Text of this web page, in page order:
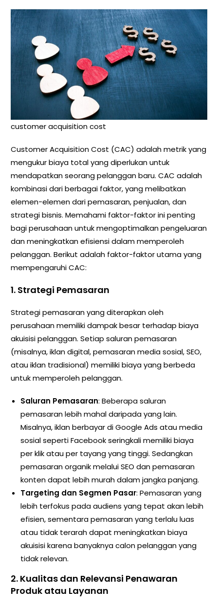
customer acquisition cost
Customer Acquisition Cost (CAC) adalah metrik yang
mengukur biaya total yang diperlukan untuk
mendapatkan seorang pelanggan baru. CAC adalah
kombinasi dari berbagai faktor, yang melibatkan
elemen-elemen dari pemasaran, penjualan, dan
strategi bisnis. Memahami faktor-faktor ini penting
bagi perusahaan untuk mengoptimalkan pengeluaran
dan meningkatkan efisiensi dalam memperoleh
pelanggan. Berikut adalah faktor-faktor utama yang
mempengaruhi CAC:
1. Strategi Pemasaran
Strategi pemasaran yang diterapkan oleh
perusahaan memiliki dampak besar terhadap biaya
akuisisi pelanggan. Setiap saluran pemasaran
(misalnya, iklan digital, pemasaran media sosial, SEO,
atau iklan tradisional) memiliki biaya yang berbeda
untuk memperoleh pelanggan.
Saluran Pemasaran: Beberapa saluran
pemasaran lebih mahal daripada yang lain.
Misalnya, iklan berbayar di Google Ads atau media
sosial seperti Facebook seringkali memiliki biaya
per klik atau per tayang yang tinggi. Sedangkan
pemasaran organik melalui SEO dan pemasaran
konten dapat lebih murah dalam jangka panjang.
Targeting dan Segmen Pasar: Pemasaran yang
lebih terfokus pada audiens yang tepat akan lebih
efisien, sementara pemasaran yang terlalu luas
atau tidak terarah dapat meningkatkan biaya
akuisisi karena banyaknya calon pelanggan yang
tidak relevan.
2. Kualitas dan Relevansi Penawaran
Produk atau Layanan